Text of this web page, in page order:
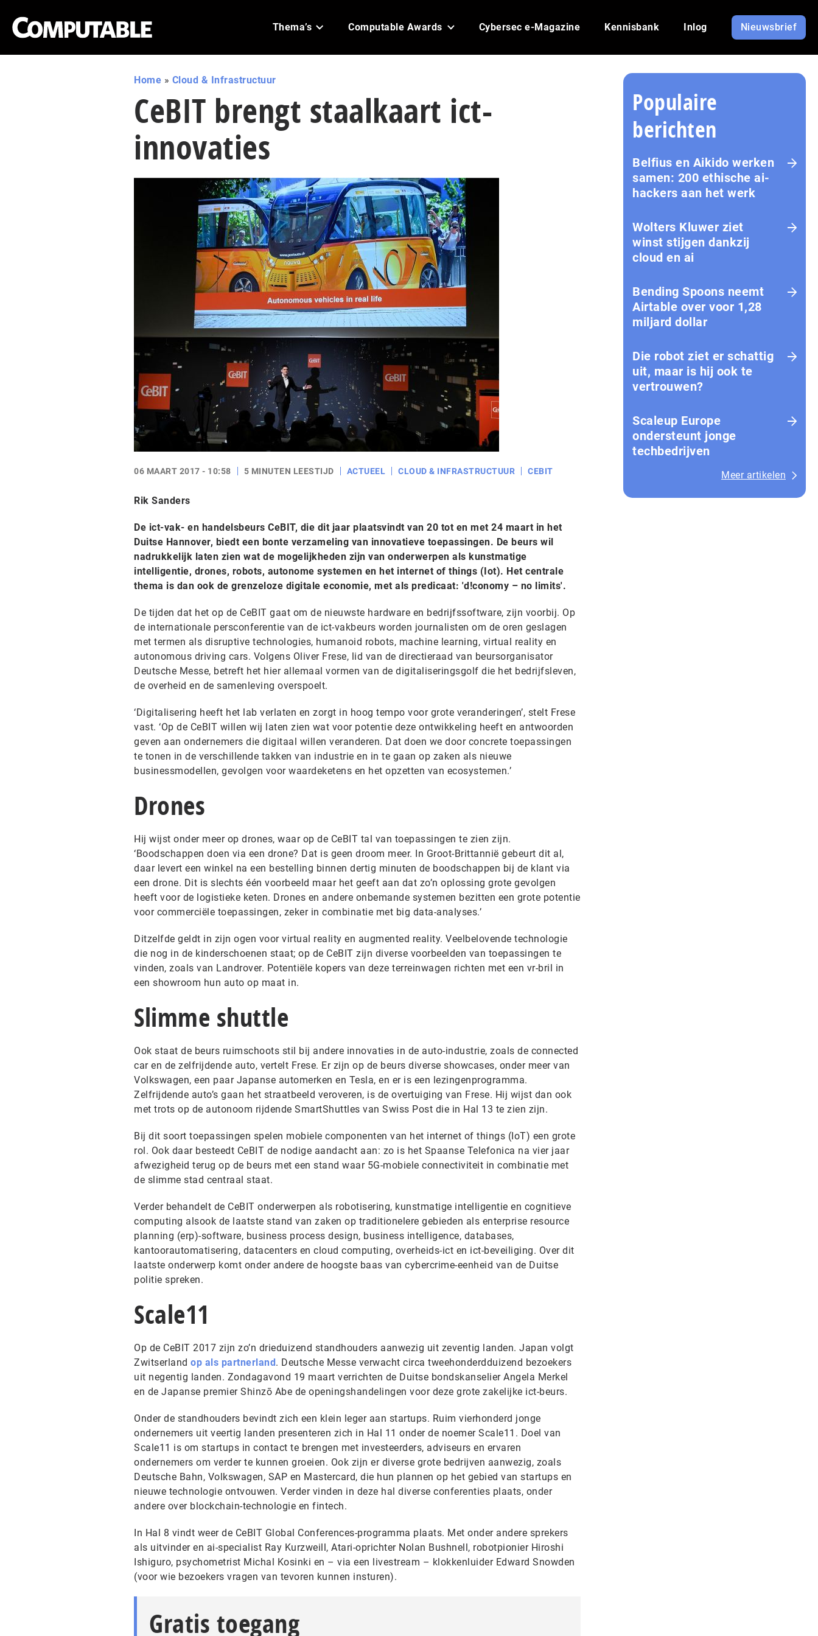
Thema’s Computable Awards Cybersec e-Magazine Kennisbank Inlog Nieuwsbrief
Home » Cloud & Infrastructuur
CeBIT brengt staalkaart ict-
innovaties
06 MAART 2017 - 10:58 5 MINUTEN LEESTIJD ACTUEEL CLOUD & INFRASTRUCTUUR CEBIT
Rik Sanders
De ict-vak- en handelsbeurs CeBIT, die dit jaar plaatsvindt van 20 tot en met 24 maart in het
Duitse Hannover, biedt een bonte verzameling van innovatieve toepassingen. De beurs wil
nadrukkelijk laten zien wat de mogelijkheden zijn van onderwerpen als kunstmatige
intelligentie, drones, robots, autonome systemen en het internet of things (Iot). Het centrale
thema is dan ook de grenzeloze digitale economie, met als predicaat: 'd!conomy – no limits'.
De tijden dat het op de CeBIT gaat om de nieuwste hardware en bedrijfssoftware, zijn voorbij. Op
de internationale persconferentie van de ict-vakbeurs worden journalisten om de oren geslagen
met termen als disruptive technologies, humanoid robots, machine learning, virtual reality en
autonomous driving cars. Volgens Oliver Frese, lid van de directieraad van beursorganisator
Deutsche Messe, betreft het hier allemaal vormen van de digitaliseringsgolf die het bedrijfsleven,
de overheid en de samenleving overspoelt.
‘Digitalisering heeft het lab verlaten en zorgt in hoog tempo voor grote veranderingen’, stelt Frese
vast. ‘Op de CeBIT willen wij laten zien wat voor potentie deze ontwikkeling heeft en antwoorden
geven aan ondernemers die digitaal willen veranderen. Dat doen we door concrete toepassingen
te tonen in de verschillende takken van industrie en in te gaan op zaken als nieuwe
businessmodellen, gevolgen voor waardeketens en het opzetten van ecosystemen.’
Drones
Hij wijst onder meer op drones, waar op de CeBIT tal van toepassingen te zien zijn.
‘Boodschappen doen via een drone? Dat is geen droom meer. In Groot-Brittannië gebeurt dit al,
daar levert een winkel na een bestelling binnen dertig minuten de boodschappen bij de klant via
een drone. Dit is slechts één voorbeeld maar het geeft aan dat zo’n oplossing grote gevolgen
heeft voor de logistieke keten. Drones en andere onbemande systemen bezitten een grote potentie
voor commerciële toepassingen, zeker in combinatie met big data-analyses.’
Ditzelfde geldt in zijn ogen voor virtual reality en augmented reality. Veelbelovende technologie
die nog in de kinderschoenen staat; op de CeBIT zijn diverse voorbeelden van toepassingen te
vinden, zoals van Landrover. Potentiële kopers van deze terreinwagen richten met een vr-bril in
een showroom hun auto op maat in.
Slimme shuttle
Ook staat de beurs ruimschoots stil bij andere innovaties in de auto-industrie, zoals de connected
car en de zelfrijdende auto, vertelt Frese. Er zijn op de beurs diverse showcases, onder meer van
Volkswagen, een paar Japanse automerken en Tesla, en er is een lezingenprogramma.
Zelfrijdende auto’s gaan het straatbeeld veroveren, is de overtuiging van Frese. Hij wijst dan ook
met trots op de autonoom rijdende SmartShuttles van Swiss Post die in Hal 13 te zien zijn.
Bij dit soort toepassingen spelen mobiele componenten van het internet of things (IoT) een grote
rol. Ook daar besteedt CeBIT de nodige aandacht aan: zo is het Spaanse Telefonica na vier jaar
afwezigheid terug op de beurs met een stand waar 5G-mobiele connectiviteit in combinatie met
de slimme stad centraal staat.
Verder behandelt de CeBIT onderwerpen als robotisering, kunstmatige intelligentie en cognitieve
computing alsook de laatste stand van zaken op traditionelere gebieden als enterprise resource
planning (erp)-software, business process design, business intelligence, databases,
kantoorautomatisering, datacenters en cloud computing, overheids-ict en ict-beveiliging. Over dit
laatste onderwerp komt onder andere de hoogste baas van cybercrime-eenheid van de Duitse
politie spreken.
Scale11
Op de CeBIT 2017 zijn zo’n drieduizend standhouders aanwezig uit zeventig landen. Japan volgt
Zwitserland op als partnerland. Deutsche Messe verwacht circa tweehonderdduizend bezoekers
uit negentig landen. Zondagavond 19 maart verrichten de Duitse bondskanselier Angela Merkel
en de Japanse premier Shinzō Abe de openingshandelingen voor deze grote zakelijke ict-beurs.
Onder de standhouders bevindt zich een klein leger aan startups. Ruim vierhonderd jonge
ondernemers uit veertig landen presenteren zich in Hal 11 onder de noemer Scale11. Doel van
Scale11 is om startups in contact te brengen met investeerders, adviseurs en ervaren
ondernemers om verder te kunnen groeien. Ook zijn er diverse grote bedrijven aanwezig, zoals
Deutsche Bahn, Volkswagen, SAP en Mastercard, die hun plannen op het gebied van startups en
nieuwe technologie ontvouwen. Verder vinden in deze hal diverse conferenties plaats, onder
andere over blockchain-technologie en fintech.
In Hal 8 vindt weer de CeBIT Global Conferences-programma plaats. Met onder andere sprekers
als uitvinder en ai-specialist Ray Kurzweill, Atari-oprichter Nolan Bushnell, robotpionier Hiroshi
Ishiguro, psychometrist Michal Kosinki en – via een livestream – klokkenluider Edward Snowden
(voor wie bezoekers vragen van tevoren kunnen insturen).
Gratis toegang
Populaire
berichten
Belfius en Aikido werken
samen: 200 ethische ai-
hackers aan het werk
Wolters Kluwer ziet
winst stijgen dankzij
cloud en ai
Bending Spoons neemt
Airtable over voor 1,28
miljard dollar
Die robot ziet er schattig
uit, maar is hij ook te
vertrouwen?
Scaleup Europe
ondersteunt jonge
techbedrijven
Meer artikelen